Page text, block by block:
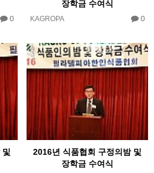
0
장학금 수여식
KAGROPA 0
및
2016년 식품협회 구정의밤 및
장학금 수여식